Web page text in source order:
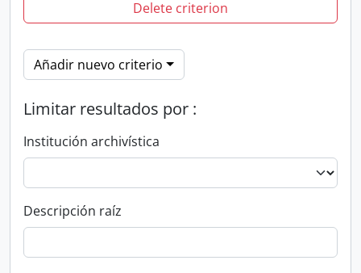
Delete criterion
Añadir nuevo criterio
Limitar resultados por :
Institución archivística
Descripción raíz